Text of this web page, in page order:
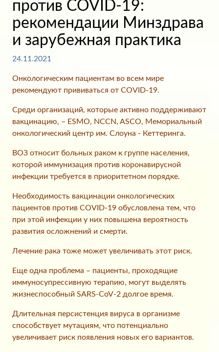
против COVID-19:
рекомендации Минздрава
и зарубежная практика
24.11.2021
Онкологическим пациентам во всем мире
рекомендуют прививаться от COVID-19.
Среди организаций, которые активно поддерживают
вакцинацию, – ESMO, NCCN, ASCO, Мемориальный
онкологический центр им. Слоуна - Кеттеринга.
ВОЗ относит больных раком к группе населения,
которой иммунизация против коронавирусной
инфекции требуется в приоритетном порядке.
Необходимость вакцинации онкологических
пациентов против COVID-19 обусловлена тем, что
при этой инфекции у них повышена вероятность
развития осложнений и смерти.
Лечение рака тоже может увеличивать этот риск.
Еще одна проблема – пациенты, проходящие
иммуносупрессивную терапию, могут выделять
жизнеспособный SARS-CoV-2 долгое время.
Длительная персистенция вируса в организме
способствует мутациям, что потенциально
увеличивает риск появления новых его вариантов.